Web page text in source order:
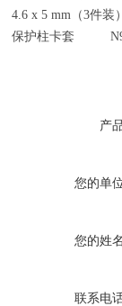
4.6 x 5 mm （3件装
保护柱卡套
产
您的单
您的姓
联系电